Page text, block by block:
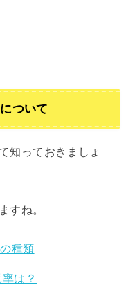
ついて
知っておきましょ
すね。
種類
は？